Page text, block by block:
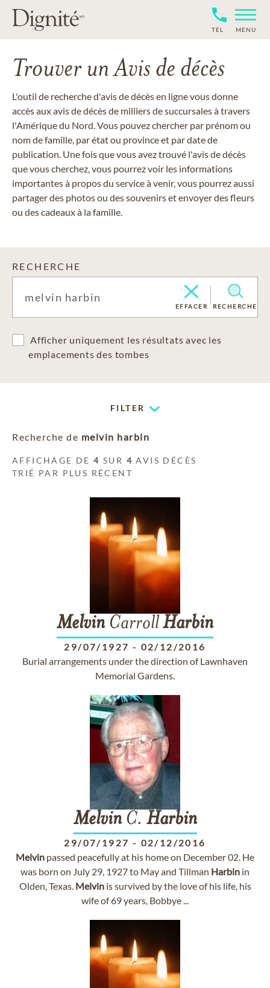
TÉL MENU
Trouver un Avis de décès
L'outil de recherche d'avis de décès en ligne vous donne
accès aux avis de décès de milliers de succursales à travers
l'Amérique du Nord. Vous pouvez chercher par prénom ou
nom de famille, par état ou province et par date de
publication. Une fois que vous avez trouvé l'avis de décès
que vous cherchez, vous pourrez voir les informations
importantes à propos du service à venir, vous pourrez aussi
partager des photos ou des souvenirs et envoyer des fleurs
ou des cadeaux à la famille.
RECHERCHE
EFFACER RECHERCHE
Afficher uniquement les résultats avec les
emplacements des tombes
FILTER
Recherche de melvin harbin
AFFICHAGE DE4 SUR 4 AVIS DÉCÈS
TRIÉ PAR PLUS RÉCENT
Melvin CarrollHarbin
29/07/1927 - 02/12/2016
Burial arrangements under the direction of Lawnhaven
Memorial Gardens.
MelvinC. Harbin
29/07/1927 - 02/12/2016
Melvin passed peacefully at his home on December 02. He
was born on July 29, 1927 to May and Tillman Harbin in
Olden, Texas. Melvinis survived by the love of his life, his
wife of 69 years, Bobbye ...